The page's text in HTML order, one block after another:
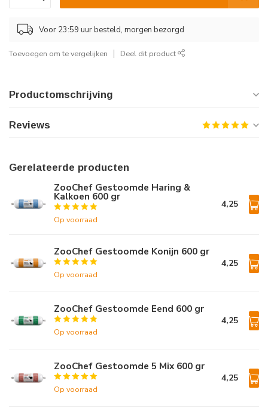
Voor 23:59 uur besteld, morgen bezorgd
Toevoegen om te vergelijken Deel dit product
Productomschrijving
Reviews
Gerelateerde producten
ZooChef Gestoomde Haring &
Kalkoen 600 gr
Op voorraad
4,25
ZooChef Gestoomde Konijn 600 gr
Op voorraad
4,25
ZooChef Gestoomde Eend 600 gr
Op voorraad
4,25
ZooChef Gestoomde 5 Mix 600 gr
Op voorraad
4,25